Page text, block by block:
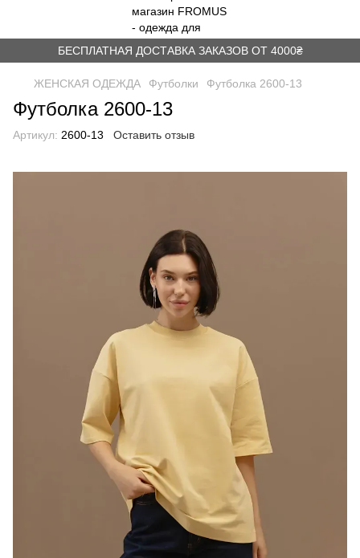
БЕСПЛАТНАЯ ДОСТАВКА ЗАКАЗОВ ОТ 4000₴
ЖЕНСКАЯ ОДЕЖДА Футболки Футболка 2600-13
Футболка 2600-13
Артикул: 2600-13 Оставить отзыв